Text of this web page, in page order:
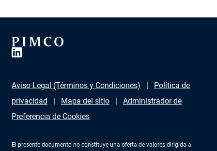
Aviso Legal (Términos y Condiciones)
Política de
privacidad
Mapa del sitio
Administrador de
Preferencia de Cookies
El presente documento no constituye una oferta de valores dirigida a